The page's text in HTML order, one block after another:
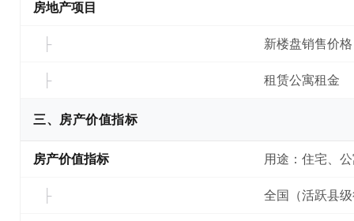
房地产项目
新楼盘销售价格
租赁公寓租金
三、房产价值指标
房产价值指标 用途：住宅、
全国（活跃县